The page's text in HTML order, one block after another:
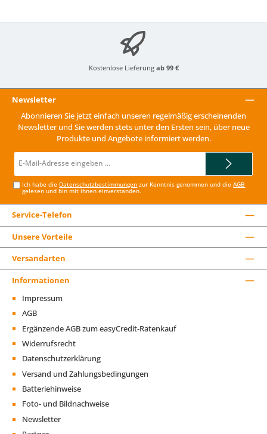
Kostenlose Lieferung ab 99 €
Newsletter
Abonnieren Sie jetzt einfach unseren regelmäßig erscheinenden
Newsletter und Sie werden stets unter den Ersten sein, über neue
Produkte und Angebote informiert werden.
Mail-
Ich habe die Datenschutzbestimmungen zur Kenntnis genommen und dieAGB
gelesen und bin mit ihnen einverstanden.
Service-Telefon
Unsere Vorteile
Versandarten
Informationen
Impressum
AGB
Ergänzende AGB zum easyCredit-Ratenkauf
Widerrufsrecht
Datenschutzerklärung
Versand und Zahlungsbedingungen
Batteriehinweise
Foto- und Bildnachweise
Newsletter